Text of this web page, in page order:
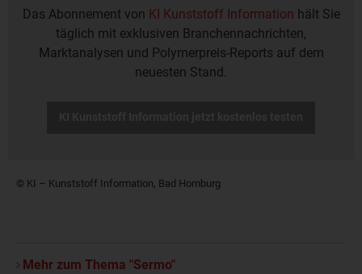
Das Abonnement von KI Kunststoff Information hält Sie
täglich mit exklusiven Branchennachrichten,
Marktanalysen und Polymerpreis-Reports auf dem
neuesten Stand.
© KI – Kunststoff Information, Bad Homburg
Mehr zum Thema "Sermo"